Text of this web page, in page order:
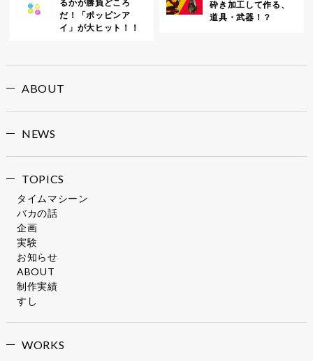
るかが勝負どころ
だ！「ポッピンア
イ」が大ヒット！！
砕き加工して作る、
道具・武器！？
ABOUT
NEWS
TOPICS
タイムマシーン
バカの話
企画
実験
お知らせ
ABOUT
制作実績
すし
WORKS